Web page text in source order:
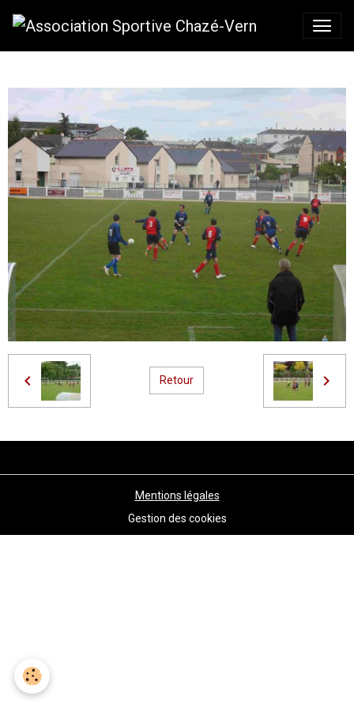
Retour
Mentions légales
Gestion des cookies